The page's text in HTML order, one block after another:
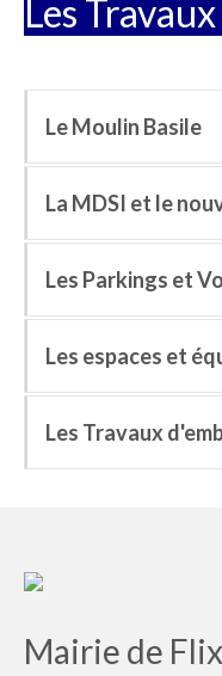
Les
Le Moulin Basile
La MDSI et le
Les Parkings et
Les espaces et
Les Travaux
Mairie de